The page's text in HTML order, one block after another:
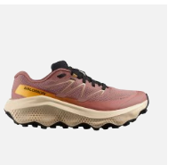
M GT-1000 14 GTX
DKK 1.249